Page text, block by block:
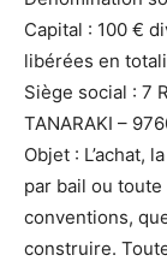
Capital : 100 €
libérées en
Siège social : 7
TANARAKI –
Objet : L’achat,
par bail ou
conventions,
construire.